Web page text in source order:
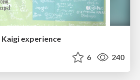
Kaigi experience
6 240